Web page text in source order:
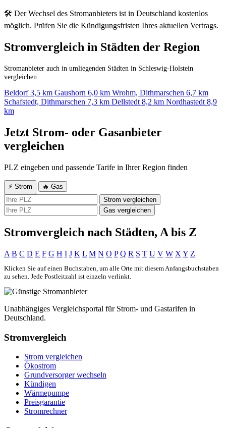
🛠 Der Wechsel des Stromanbieters ist in Deutschland kostenlos
möglich. Prüfen Sie die Kündigungsfristen Ihres aktuellen Vertrags.
Stromvergleich in Städten der Region
Stromanbieter auch in umliegenden Städten in Schleswig-Holstein
vergleichen:
Beldorf3,5 km Gaushorn 6,0 km Wrohm, Dithmarschen 6,7 km
Schafstedt, Dithmarschen 7,3 km Dellstedt 8,2 km Nordhastedt 8,9
km
Jetzt Strom- oder Gasanbieter
vergleichen
PLZ eingeben und passende Tarife in Ihrer Region finden
⚡ Strom
🔥 Gas
Strom vergleichen
Gas vergleichen
Stromvergleich nach Städten, A bis Z
A B C D E F G H I J K L M N O P Q R S T U V W X Y Z
Klicken Sie auf einen Buchstaben, um alle Orte mit diesem Anfangsbuchstaben
zu sehen. Jede Postleitzahl ist einzeln verlinkt.
Unabhängiges Vergleichsportal für Strom- und Gastarifen in
Deutschland.
Stromvergleich
Strom vergleichen
Ökostrom
Grundversorger wechseln
Kündigen
Wärmepumpe
Preisgarantie
Stromrechner